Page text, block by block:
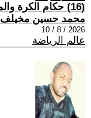
(16) حكام الكرة والموسم الجديد
محمد حسين مخيلف
2026 / 8 / 10
عالم الرياضة